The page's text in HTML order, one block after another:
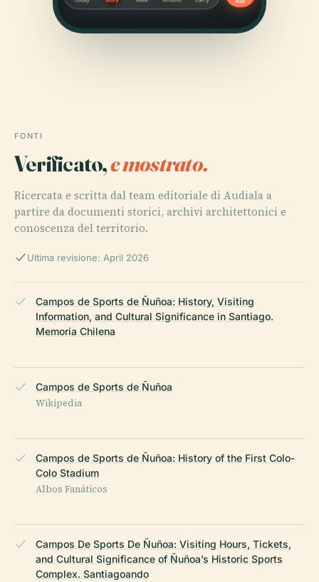
FONTI
Verificato,e mostrato.
Ricercata e scritta dal team editoriale di Audiala a
partire da documenti storici, archivi architettonici e
conoscenza del territorio.
Ultima revisione: April 2026
Campos de Sports de Ñuñoa: History, Visiting
Information, and Cultural Significance in Santiago.
Memoria Chilena
Campos de Sports de Ñuñoa
Wikipedia
Campos de Sports de Ñuñoa: History of the First Colo-
Colo Stadium
Albos Fanáticos
Campos De Sports De Ñuñoa: Visiting Hours, Tickets,
and Cultural Significance of Ñuñoa’s Historic Sports
Complex. Santiagoando